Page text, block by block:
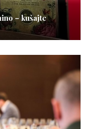
– kušajte